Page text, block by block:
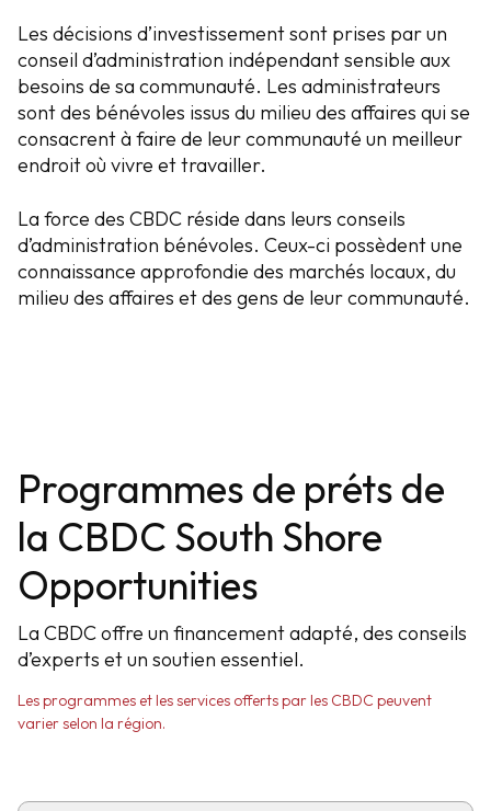
Les décisions d’investissement sont prises par un
conseil d’administration indépendant sensible aux
besoins de sa communauté. Les administrateurs
sont des bénévoles issus du milieu des affaires qui se
consacrent à faire de leur communauté un meilleur
endroit où vivre et travailler.
La force des CBDC réside dans leurs conseils
d’administration bénévoles. Ceux-ci possèdent une
connaissance approfondie des marchés locaux, du
milieu des affaires et des gens de leur communauté.
Programmes de préts de
la CBDC South Shore
Opportunities
La CBDC offre un financement adapté, des conseils
d’experts et un soutien essentiel.
Les programmes et les services offerts par les CBDC peuvent
varier selon la région.